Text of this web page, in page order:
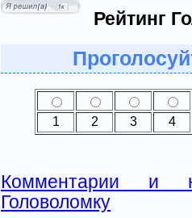
Рейтинг
1 2 3 4
Комментарии и
Головоломку